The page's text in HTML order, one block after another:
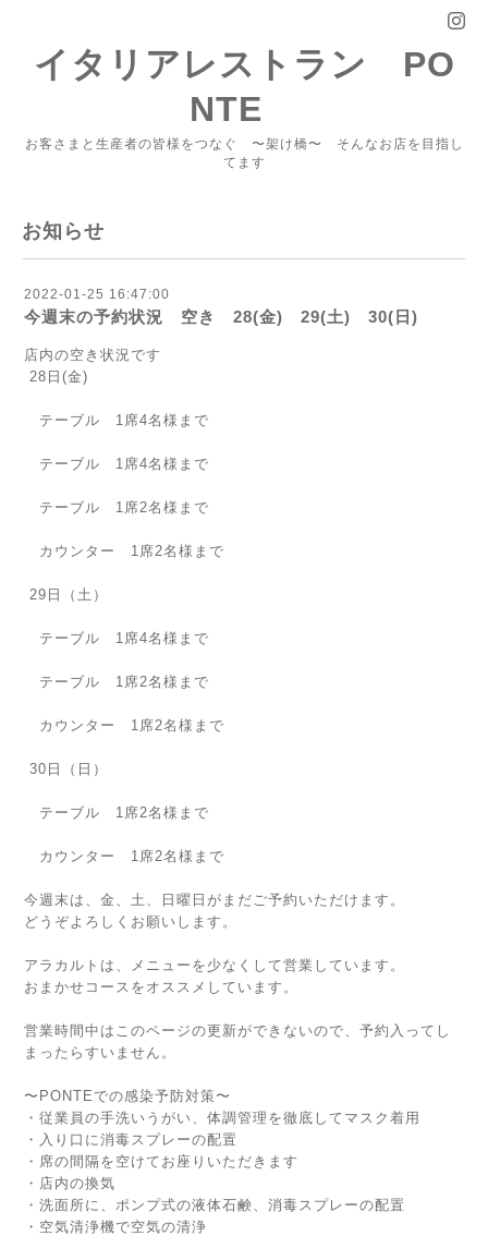
イタリアレストラン PO
NTE
お客さまと生産者の皆様をつなぐ 〜架け橋〜 そんなお店を目指し
てます
お知らせ
2022-01-25 16:47:00
今週末の予約状況 空き 28(金) 29(土) 30(日)
店内の空き状況です
28日(金)
テーブル 1席4名様まで
テーブル 1席4名様まで
テーブル 1席2名様まで
カウンター 1席2名様まで
29日（土）
テーブル 1席4名様まで
テーブル 1席2名様まで
カウンター 1席2名様まで
30日（日）
テーブル 1席2名様まで
カウンター 1席2名様まで
今週末は、金、土、日曜日がまだご予約いただけます。
どうぞよろしくお願いします。
アラカルトは、メニューを少なくして営業しています。
おまかせコースをオススメしています。
営業時間中はこのページの更新ができないので、予約入ってし
まったらすいません。
〜PONTEでの感染予防対策〜
・従業員の手洗いうがい、体調管理を徹底してマスク着用
・入り口に消毒スプレーの配置
・席の間隔を空けてお座りいただきます
・店内の換気
・洗面所に、ポンプ式の液体石鹸、消毒スプレーの配置
・空気清浄機で空気の清浄